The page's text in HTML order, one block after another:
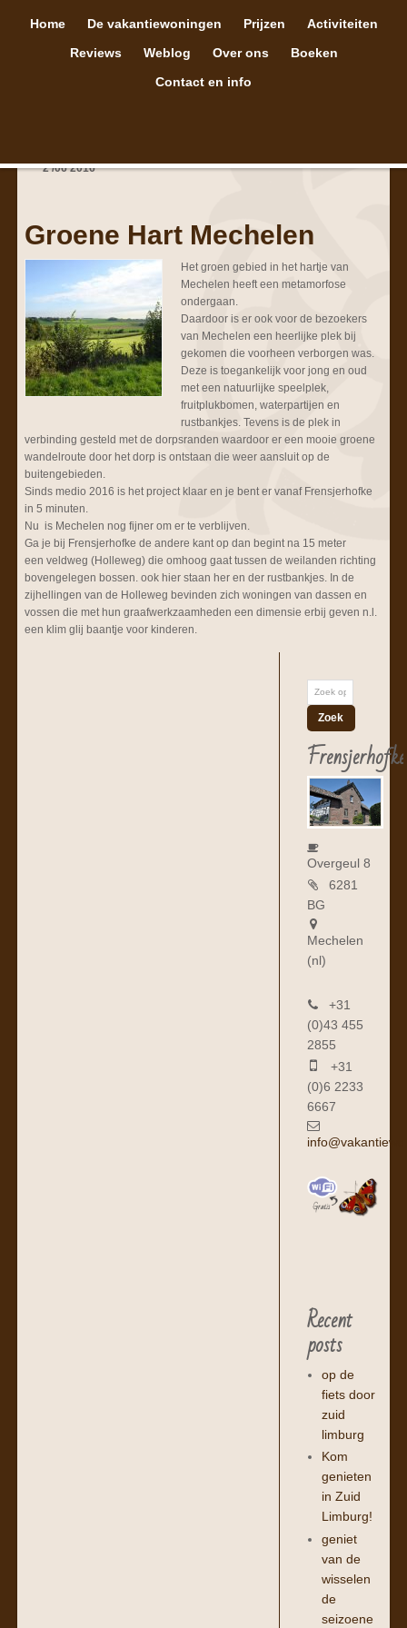
Home De vakantiewoningen Prijzen
Activiteiten
Reviews
Weblog Over ons
Boeken
Contact en info
2 /06 2016
Groene Hart Mechelen
Het groen gebied in het hartje van
Mechelen heeft een metamorfose
ondergaan.
Daardoor is er ook voor de bezoekers
van Mechelen een heerlijke plek bij
gekomen die voorheen verborgen was.
Deze is toegankelijk voor jong en oud
met een natuurlijke speelplek,
fruitplukbomen, waterpartijen en
rustbankjes. Tevens is de plek in
verbinding gesteld met de dorpsranden waardoor er een mooie groene
wandelroute door het dorp is ontstaan die weer aansluit op de
buitengebieden.
Sinds medio 2016 is het project klaar en je bent er vanaf Frensjerhofke
in 5 minuten.
Nu is Mechelen nog fijner om er te verblijven.
Ga je bij Frensjerhofke de andere kant op dan begint na 15 meter
een veldweg (Holleweg) die omhoog gaat tussen de weilanden richting
bovengelegen bossen. ook hier staan her en der rustbankjes. In de
zijhellingen van de Holleweg bevinden zich woningen van dassen en
vossen die met hun graafwerkzaamheden een dimensie erbij geven n.l.
een klim glij baantje voor kinderen.
Frensjerhofke
Overgeul 8
6281
BG
Mechelen
(nl)
+31
(0)43 455
2855
+31
(0)6 2233
6667
Recent
posts
op de
fiets door
zuid
limburg
Kom
genieten
in Zuid
Limburg!
geniet
van de
wisselen
de
seizoene